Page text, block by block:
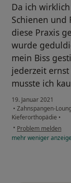
Da ich
Schienen und
diese Praxis
wurde
mein Biss
jederzeit
musste ich
19. Januar 2021
• Zahnspangen-
Kieferorthopädie •
• Problem melden
mehrweniger